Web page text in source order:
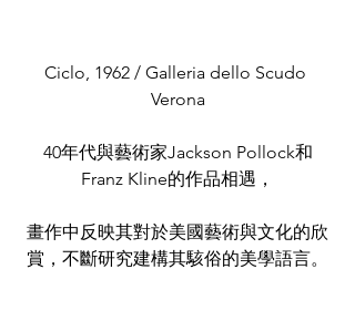
Ciclo, 1962 / Galleria dello Scudo
Verona
40年代與藝術家Jackson Pollock和
Franz Kline的作品相遇，
畫作中反映其對於美國藝術與文化的欣
賞，不斷研究建構其駭俗的美學語言。